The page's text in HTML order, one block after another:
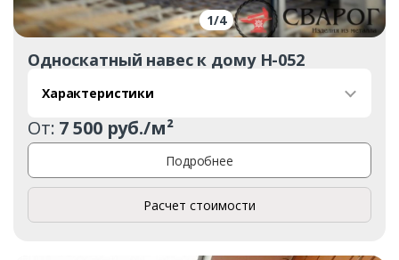
Заказать
1/4
Односкатный навес к дому Н-052
Характеристики
От: 7 500 руб./м²
Подробнее
Расчет стоимости